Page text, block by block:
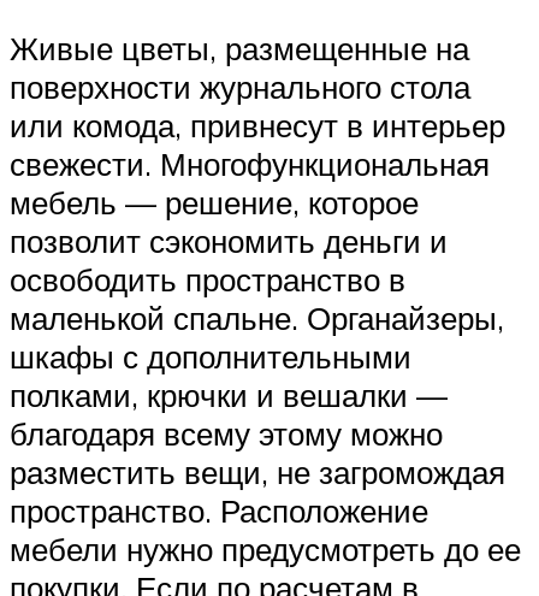
Живые цветы, размещенные на
поверхности журнального стола
или комода, привнесут в интерьер
свежести. Многофункциональная
мебель — решение, которое
позволит сэкономить деньги и
освободить пространство в
маленькой спальне. Органайзеры,
шкафы с дополнительными
полками, крючки и вешалки —
благодаря всему этому можно
разместить вещи, не загромождая
пространство. Расположение
мебели нужно предусмотреть до ее
покупки. Если по расчетам в